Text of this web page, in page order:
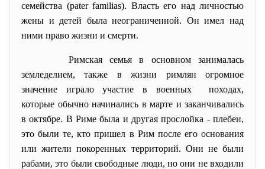
семейства (pater familias). Власть его над личностью
жены и детей была неограниченной. Он имел над
ними право жизни и смерти.
Римская семья в основном занималась
земледелием, также в жизни римлян огромное
значение играло участие в военных походах,
которые обычно начинались в марте и заканчивались
в октябре. В Риме была и другая прослойка - плебеи,
это были те, кто пришел в Рим после его основания
или жители покоренных территорий. Они не были
рабами, это были свободные люди, но они не входили